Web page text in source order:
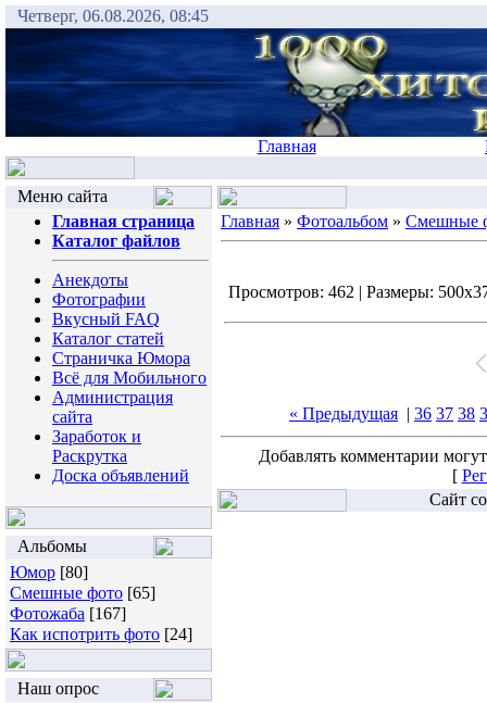
Четверг, 06.08.2026, 08:45
Главная
Меню сайта
Главная страница
Каталог файлов
Анекдоты
Фотографии
Вкусный FAQ
Каталог статей
Страничка Юмора
Всё для Мобильного
Администрация
сайта
Заработок и
Раскрутка
Доска объявлений
Альбомы
Юмор [80]
Смешные фото [65]
Фотожаба [167]
Как испотрить фото [24]
Наш опрос
Главная » Фотоальбом » Смешные
Просмотров: 462 | Размеры:
« Предыдущая | 36 37 38
Добавлять комментарии
[
Сайт